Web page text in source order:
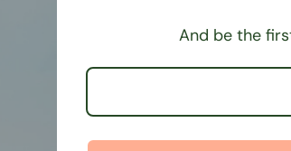
And be the